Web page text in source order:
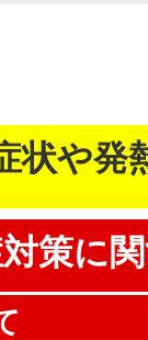
知県厚生農業協同組合連合会
状や発
策に